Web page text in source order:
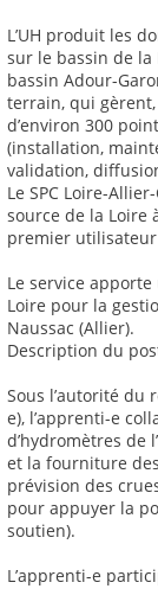
L’UH produit les
sur le bassin de la
bassin Adour-
terrain, qui
d’environ 300
(installation,
validation,
Le SPC Loire-
source de la Loire
premier utilisateur
Le service
Loire pour la
Naussac (Allier).
Description du
Sous l’autorité du
e), l’apprenti-e
d’hydromètres de
et la fourniture
prévision des
pour appuyer la
soutien).
L’apprenti-e